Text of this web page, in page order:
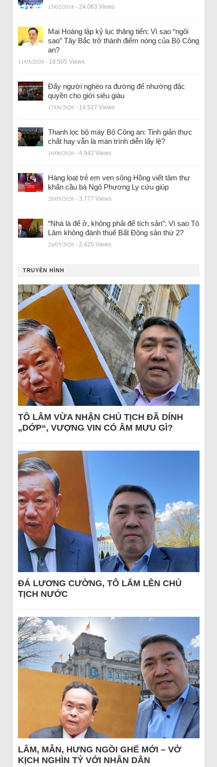
15/02/2018 - 24.063 Views
Mai Hoàng lập kỷ lục thăng tiến: Vì sao “ngôi
sao” Tây Bắc trở thành điểm nóng của Bộ Công
an?
11/05/2026 - 18.505 Views
Đẩy người nghèo ra đường để nhường đặc
quyền cho giới siêu giàu
17/06/2026 - 14.527 Views
Thanh lọc bộ máy Bộ Công an: Tinh giản thực
chất hay vẫn là màn trình diễn lấy lệ?
16/06/2026 - 4.942 Views
Hàng loạt trẻ em ven sông Hồng viết tâm thư
khẩn cầu bà Ngô Phương Ly cứu giúp
28/05/2026 - 3.777 Views
“Nhà là để ở, không phải để tích sản”: Vì sao Tô
Lâm không đánh thuế Bất Động sản thứ 2?
24/05/2026 - 2.425 Views
TRUYỀN HÌNH
TÔ LÂM VỪA NHẬN CHỦ TỊCH ĐÃ DÍNH
„DỚP“, VƯỢNG VIN CÓ ÂM MƯU GÌ?
ĐÁ LƯƠNG CƯỜNG, TÔ LÂM LÊN CHỦ
TỊCH NƯỚC
LÂM, MẪN, HƯNG NGỒI GHẾ MỚI – VỞ
KỊCH NGHÌN TỶ VỚI NHÂN DÂN